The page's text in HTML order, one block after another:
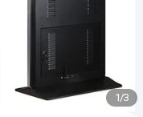
1/3